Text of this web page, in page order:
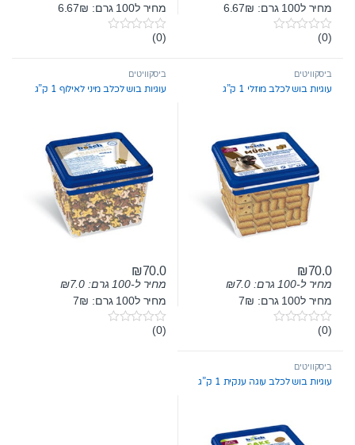
מחיר ל100 גרם: 6.67₪
0
t
o
f
(0)
מחיר ל100 גרם: 6.67₪
0
t
o
f
(0)
ביסקוויטים
עוגיות בוש לכלב מוזלי 1 ק”ג
₪70.0
מחיר ל-100 גרם: ₪7.0
מחיר ל100 גרם: 7₪
0
t
f
(0)
ביסקוויטים
עוגיות בוש לכלב מיני לאילוף 1 ק”ג
₪70.0
מחיר ל-100 גרם: ₪7.0
מחיר ל100 גרם: 7₪
0(0)
ביסקוויטים
עוגיות בוש לכלב עוגה ענקית 1 ק”ג